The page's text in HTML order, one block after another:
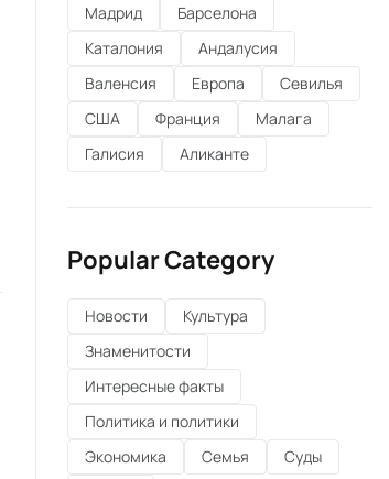
Мадрид
Барселона
Каталония
Андалусия
Валенсия
Европа
Севилья
США
Франция
Малага
Галисия
Аликанте
Popular Category
Новости
Культура
Знаменитости
Интересные факты
Политика и политики
Экономика
Семья
Суды